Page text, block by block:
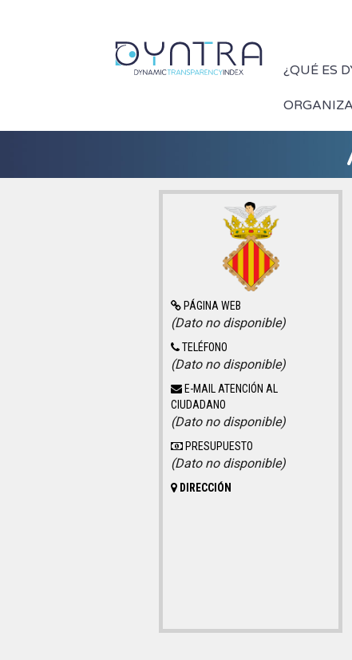
¿QUÉ ES
PÁGINA WEB
(Dato no disponible)
TELÉFONO
(Dato no disponible)
E-MAIL ATENCIÓN AL
CIUDADANO
(Dato no disponible)
PRESUPUESTO
(Dato no disponible)
DIRECCIÓN